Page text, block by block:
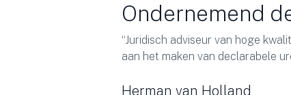
Ondernemend
“Juridisch adviseur van hoge
aan het maken van declarabele
Herman van Holland